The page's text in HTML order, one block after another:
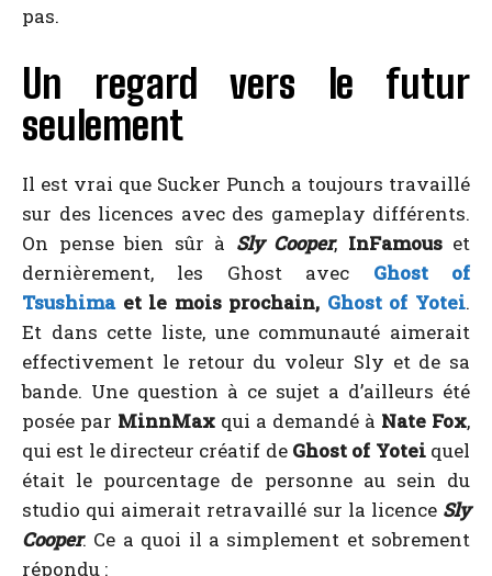
pas.
Un regard vers le futur
seulement
Il est vrai que Sucker Punch a toujours travaillé
sur des licences avec des gameplay différents.
On pense bien sûr à Sly Cooper, InFamouset
dernièrement, les Ghost avec Ghost of
Tsushimaet le mois prochain, Ghost of Yotei.
Et dans cette liste, une communauté aimerait
effectivement le retour du voleur Sly et de sa
bande. Une question à ce sujet a d’ailleurs été
posée par MinnMax qui a demandé à Nate Fox,
qui est le directeur créatif de Ghost of Yoteiquel
était le pourcentage de personne au sein du
studio qui aimerait retravaillé sur la licence Sly
Cooper. Ce a quoi il a simplement et sobrement
répondu :